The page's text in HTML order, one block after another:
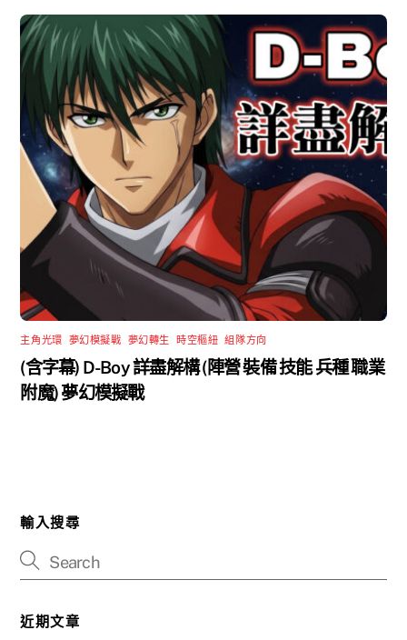
主角光環 夢幻模擬戰 夢幻轉生 時空樞紐 ,組隊方向
(含字幕) D-Boy 詳盡解構 (陣營 裝備 技能 兵種 職業
附魔) 夢幻模擬戰
輸入搜尋
近期文章